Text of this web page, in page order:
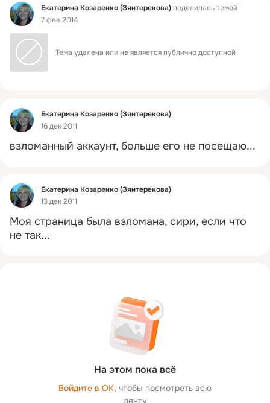
Фид Екатерина Козаренко (Зянтерекова)поделилась темой
7 фев 2014
Тема удалена или не является публично доступной
Фид
Екатерина Козаренко (Зянтерекова)
16 дек 2011
взломанный аккаунт, больше его не посещаю...
Фид
Екатерина Козаренко (Зянтерекова)
13 дек 2011
Моя страница была взломана, сири, если что
не так...
На этом пока всё
Войдите в ОК, чтобы посмотреть всю
ленту